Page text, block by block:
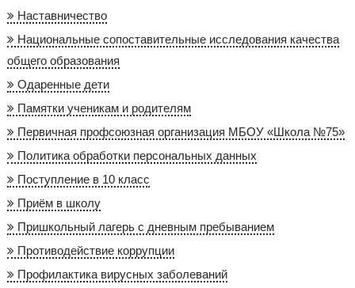
Наставничество
Национальные сопоставительные исследования качества
общего образования
Одаренные дети
Памятки ученикам и родителям
Первичная профсоюзная организация МБОУ «Школа №75»
Политика обработки персональных данных
Поступление в 10 класс
Приём в школу
Пришкольный лагерь с дневным пребыванием
Противодействие коррупции
Профилактика вирусных заболеваний